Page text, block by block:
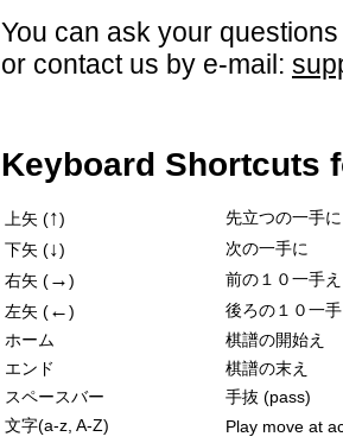
You can ask your
or contact us by e-mail:
Keyboard Shortcuts
上矢 (↑)
先立つの一手に
下矢 (↓)
次の一手に
右矢 (→)
前の１０一手え
左矢 (←)
後ろの１０一
ホーム
棋譜の開始え
エンド
棋譜の末え
スペースバー
手抜 (pass)
文字(a-z, A-Z)
Play move at